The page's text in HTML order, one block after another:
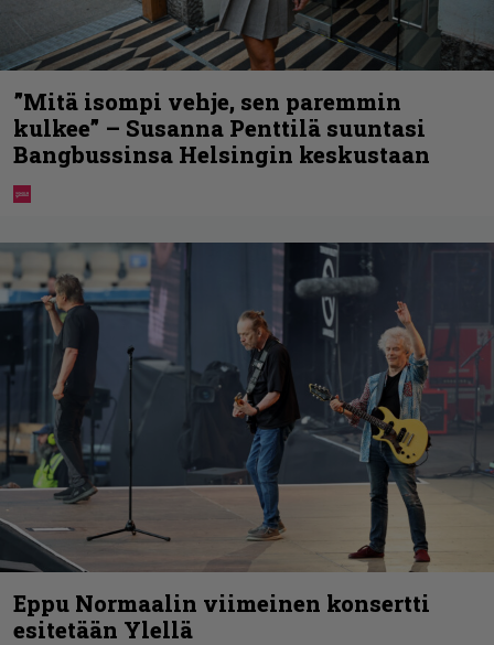
”Mitä isompi vehje, sen paremmin
kulkee” – Susanna Penttilä suuntasi
Bangbussinsa Helsingin keskustaan
Eppu Normaalin viimeinen konsertti
esitetään Ylellä